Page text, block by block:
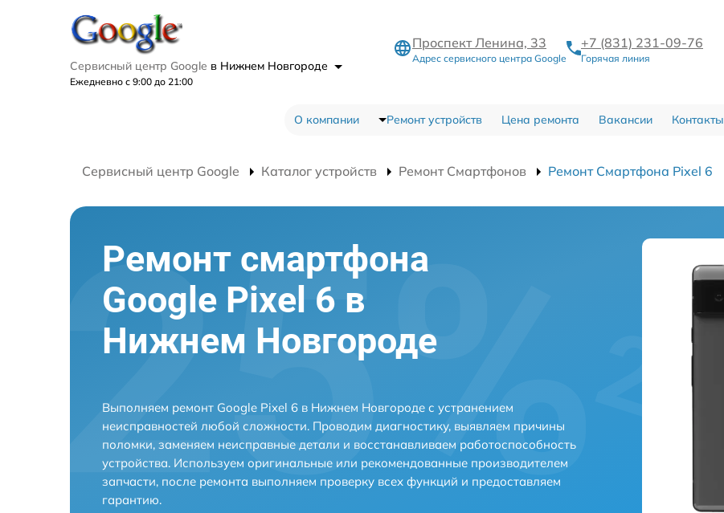
Сервисный центр Google в Нижнем Новгороде
Ежедневно с 9:00 до 21:00
Проспект Ленина, 33
Адрес сервисного центра Google
+7 (831) 231-09-76
Горячая линия
О компании Ремонт устройств Цена ремонта Вакансии Контакты
Сервисный центр Google Каталог устройств Ремонт Смартфонов Ремонт Смартфона Pixel 6
Ремонт смартфона
Google Pixel 6 в
Нижнем Новгороде
Выполняем ремонт Google Pixel 6 в Нижнем Новгороде с устранением
неисправностей любой сложности. Проводим диагностику, выявляем причины
поломки, заменяем неисправные детали и восстанавливаем работоспособность
устройства. Используем оригинальные или рекомендованные производителем
запчасти, после ремонта выполняем проверку всех функций и предоставляем
гарантию.